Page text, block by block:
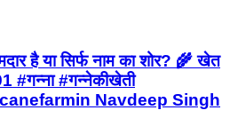
है या सिर्फ नाम का शोर? 🌾 खेत
#गन्ना #गन्नेकीखेती
Navdeep Singh